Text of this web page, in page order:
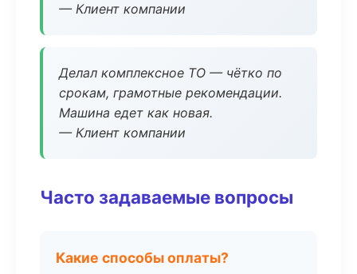
— Клиент компании
Делал комплексное ТО — чётко по
срокам, грамотные рекомендации.
Машина едет как новая.
— Клиент компании
Часто задаваемые вопросы
Какие способы оплаты?